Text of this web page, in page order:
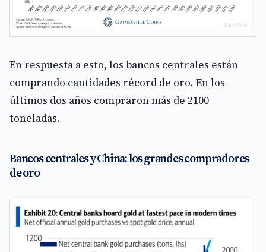
En respuesta a esto, los bancos centrales están
comprando cantidades récord de oro. En los
últimos dos años compraron más de 2100
toneladas.
Bancos centrales y China: los grandes compradores
de oro